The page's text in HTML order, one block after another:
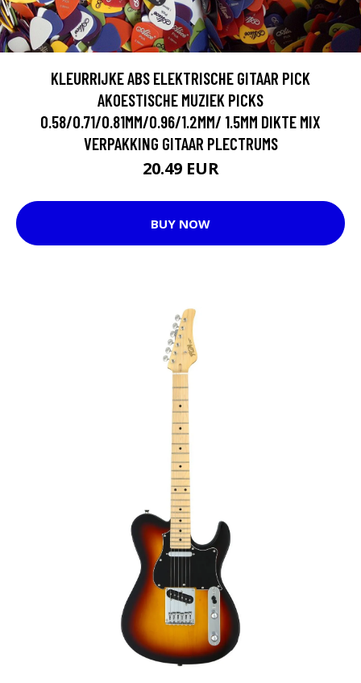
KLEURRIJKE ABS ELEKTRISCHE GITAAR PICK
AKOESTISCHE MUZIEK PICKS
0.58/0.71/0.81MM/0.96/1.2MM/ 1.5MM DIKTE MIX
VERPAKKING GITAAR PLECTRUMS
20.49 EUR
BUY NOW